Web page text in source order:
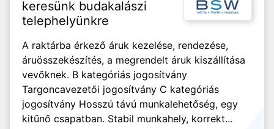
keresünk budakalászi
telephelyünkre
A raktárba érkező áruk kezelése, rendezése,
áruösszekészítés, a megrendelt áruk kiszállítása
vevőknek. B kategóriás jogosítvány
Targoncavezetői jogosítvány C kategóriás
jogosítvány Hosszú távú munkalehetőség, egy
kitűnő csapatban. Stabil munkahely, korrekt...